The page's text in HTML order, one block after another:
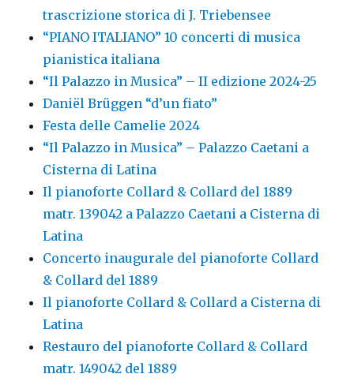
trascrizione storica di J. Triebensee
“PIANO ITALIANO” 10 concerti di musica
pianistica italiana
“Il Palazzo in Musica” – II edizione 2024-25
Daniël Brüggen “d’un fiato”
Festa delle Camelie 2024
“Il Palazzo in Musica” – Palazzo Caetani a
Cisterna di Latina
Il pianoforte Collard & Collard del 1889
matr. 139042 a Palazzo Caetani a Cisterna di
Latina
Concerto inaugurale del pianoforte Collard
& Collard del 1889
Il pianoforte Collard & Collard a Cisterna di
Latina
Restauro del pianoforte Collard & Collard
matr. 149042 del 1889